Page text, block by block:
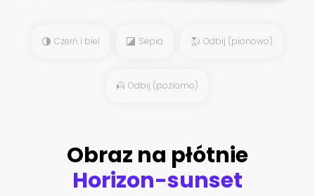
Czerń i biel Sepia Odbij (pionowo)
Odbij (poziomo)
Obraz na płótnie
Horizon-sunset